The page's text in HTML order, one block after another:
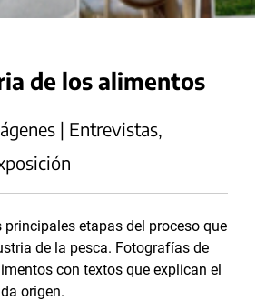
de los alimentos
| Entrevistas,
principales etapas del proceso que
de la pesca. Fotografías de
con textos que explican el
origen.